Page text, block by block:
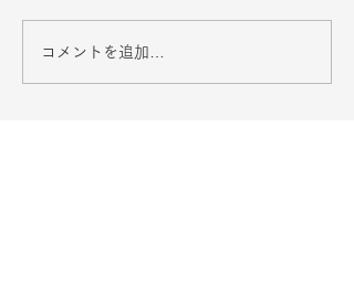
３月スケジュール
コメントを追加…